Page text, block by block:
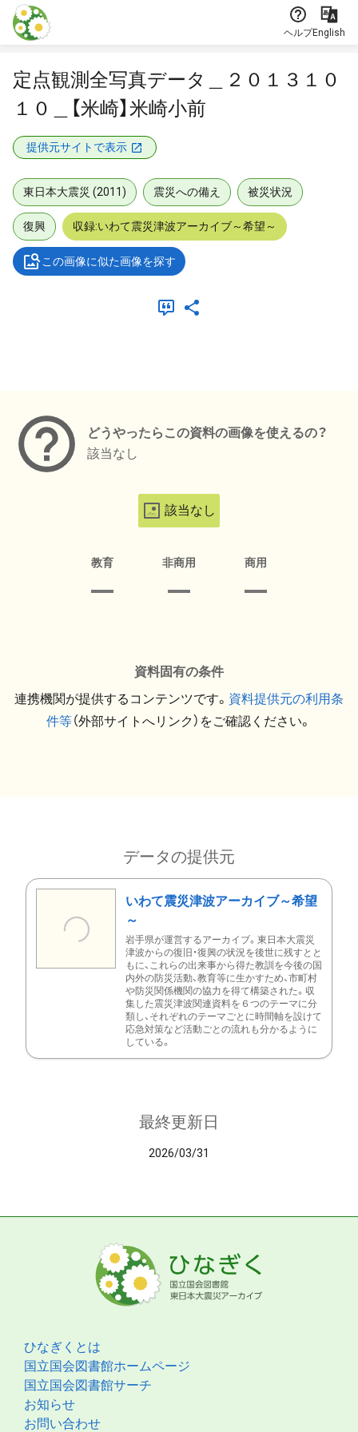
本文に飛ぶ
ヘルプEnglish
定点観測全写真データ＿２０１３１０
１０＿【米崎】米崎小前
提供元サイトで表示
東日本大震災 (2011) 震災への備え 被災状況
復興 収録:いわて震災津波アーカイブ～希望～
この画像に似た画像を探す
どうやったらこの資料の画像を使えるの？
該当なし
該当なし
教育 非商用 商用
資料固有の条件
連携機関が提供するコンテンツです。 資料提供元の利用条
件等（外部サイトへリンク）をご確認ください。
データの提供元
いわて震災津波アーカイブ～希望
～
岩手県が運営するアーカイブ。東日本大震災
津波からの復旧・復興の状況を後世に残すとと
もに、これらの出来事から得た教訓を今後の国
内外の防災活動、教育等に生かすため、市町村
や防災関係機関の協力を得て構築された。収
集した震災津波関連資料を６つのテーマに分
類し、それぞれのテーマごとに時間軸を設けて
応急対策など活動ごとの流れも分かるように
している。
最終更新日
2026/03/31
ひなぎくとは
国立国会図書館ホームページ
国立国会図書館サーチ
お知らせ
お問い合わせ